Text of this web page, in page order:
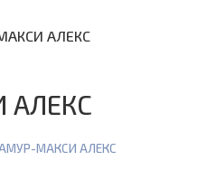
АЛЕКС
МАКСИ АЛЕКС